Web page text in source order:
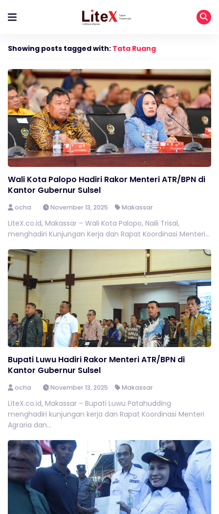
Showing posts tagged with: Tata Ruang
Wali Kota Palopo Hadiri Rakor Menteri ATR/BPN di
Kantor Gubernur Sulsel
ocha November 13, 2025 Makassar
LiteX.co.id, Makassar – Wali Kota Palopo, Naili Trisal,
menghadiri Kunjungan Kerja dan Rapat Koordinasi Menteri...
Bupati Luwu Hadiri Rakor Menteri ATR/BPN di
Kantor Gubernur Sulsel
ocha November 13, 2025 Makassar
LiteX.co.id, Makassar – Bupati Luwu Patahudding
menghadiri kunjungan kerja dan Rapat Koordinasi Menteri
Agraria dan...